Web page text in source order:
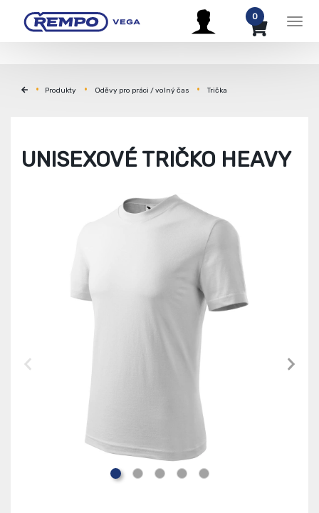
0
Produkty Oděvy pro práci / volný čas Trička
UNISEXOVÉ TRIČKO HEAVY